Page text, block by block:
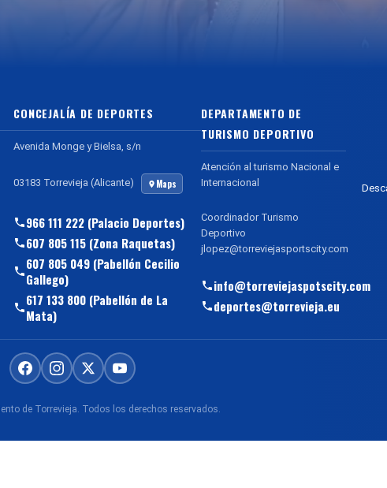
CONCEJALÍA DE DEPORTES
Avenida Monge y Bielsa, s/n
03183 Torrevieja (Alicante) Maps
966 111 222 (Palacio Deportes)
607 805 115 (Zona Raquetas)
607 805 049 (Pabellón Cecilio
Gallego)
617 133 800 (Pabellón de La
Mata)
DEPARTAMENTO DE
TURISMO DEPORTIVO
Atención al turismo Nacional e
Internacional
Coordinador Turismo
Deportivo
jlopez@torreviejasportscity.com
info@torreviejaspotscity.com
deportes@torrevieja.eu
de Torrevieja. Todos los derechos reservados.